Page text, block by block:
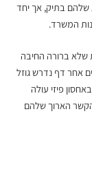
שלהם בתיק, אך יחד
המשרד.
שלא ברורה החיבה
אחר דף נדרש גוזל
פיזי עולה
הארוך שלהם